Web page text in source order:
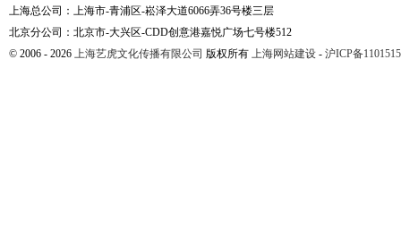
上海总公司：上海市-青浦区-崧泽大道6066弄36号楼三层
北京分公司：北京市-大兴区-CDD创意港嘉悦广场七号楼512
© 2006 - 2026 上海艺虎文化传播有限公司 版权所有 上海网站建设 - 沪ICP备